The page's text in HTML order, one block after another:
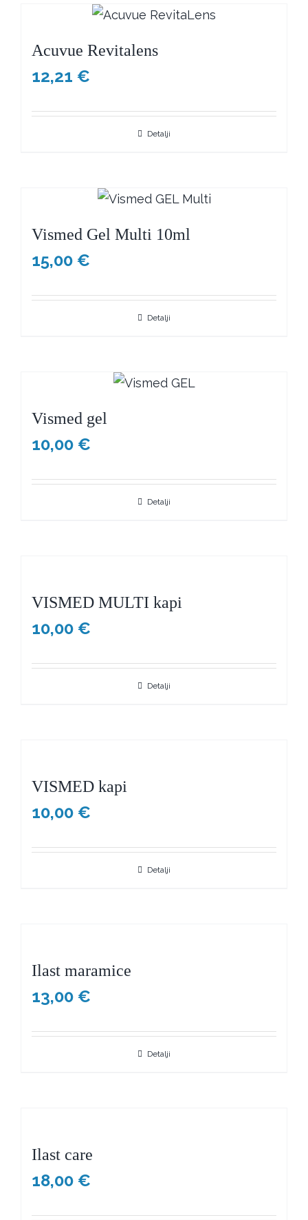
Acuvue Revitalens
12,21 €
Detalji
Vismed Gel Multi 10ml
15,00 €
Detalji
Vismed gel
10,00 €
Detalji
VISMED MULTI kapi
10,00 €
Detalji
VISMED kapi
10,00 €
Detalji
Ilast maramice
13,00 €
Detalji
Ilast care
18,00 €